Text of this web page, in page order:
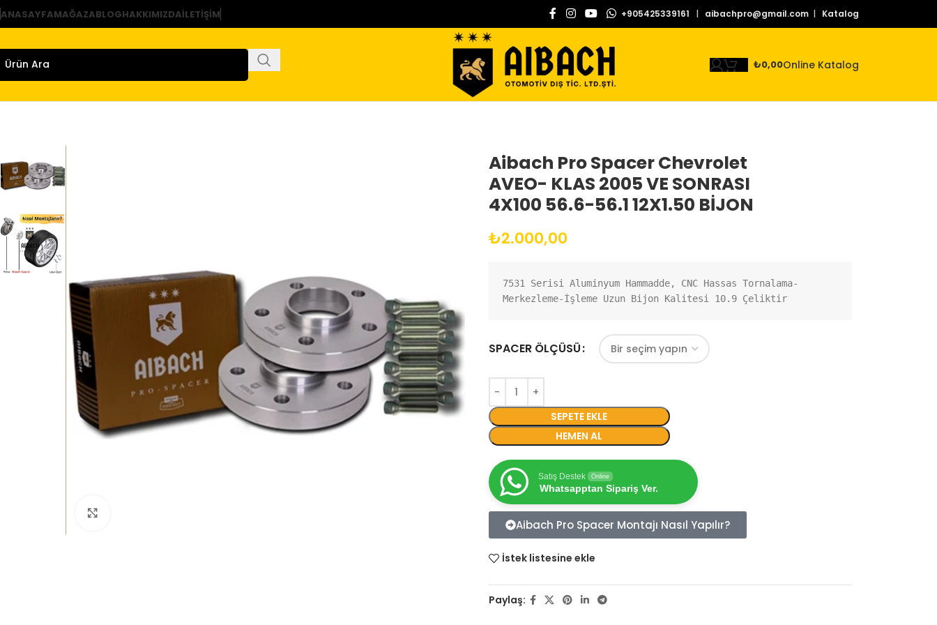
ANASAYFAMAĞAZABLOGHAKKIMIZDAİLETIŞIM +905425339161 | aibachpro@gmail.com | Katalog
₺0,00Online Katalog
Aibach Pro Spacer Chevrolet
AVEO- KLAS 2005 VE SONRASI
4X100 56.6-56.1 12X1.50 BİJON
₺2.000,00
7531 Serisi Aluminyum Hammadde, CNC Hassas Tornalama-
Merkezleme-İşleme Uzun Bijon Kalitesi 10.9 Çeliktir
SPACER ÖLÇÜSÜ
SEPETE EKLE
HEMEN AL
Satış Destek Online
Whatsapptan Sipariş Ver.
Aibach Pro Spacer Montajı Nasıl Yapılır?
İstek listesine ekle
Paylaş: